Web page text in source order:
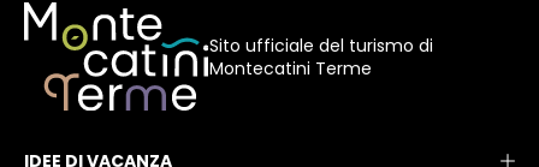
Sito ufficiale del turismo di
Montecatini Terme
IDEE DI VACANZA